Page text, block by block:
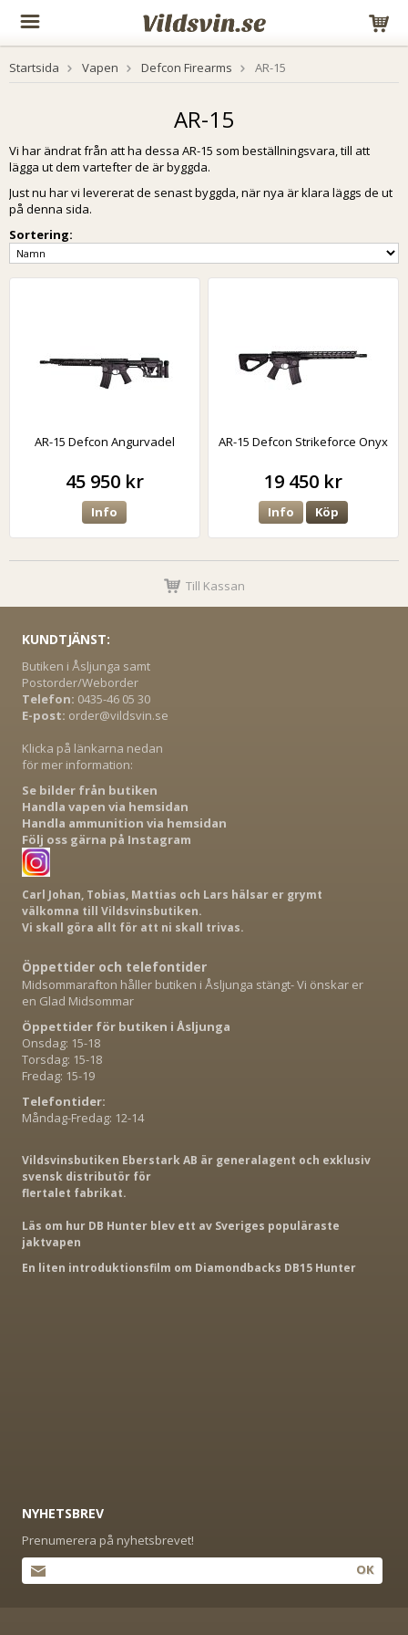
Startsida Vapen Defcon Firearms AR-15
AR-15
Vi har ändrat från att ha dessa AR-15 som beställningsvara, till att
lägga ut dem vartefter de är byggda.
Just nu har vi levererat de senast byggda, när nya är klara läggs de ut
på denna sida.
Sortering:
AR-15 Defcon Angurvadel
45 950 kr
Info
AR-15 Defcon Strikeforce Onyx
19 450 kr
Info Köp
Till Kassan
KUNDTJÄNST:
Butiken i Åsljunga samt
Postorder/Weborder
Telefon: 0435-46 05 30
E-post: order@vildsvin.se
Klicka på länkarna nedan
för mer information:
Se bilder från butiken
Handla vapen via hemsidan
Handla ammunition via hemsidan
Följ oss gärna på Instagram
Carl Johan, Tobias, Mattias och Lars hälsar er grymt
välkomna till Vildsvinsbutiken.
Vi skall göra allt för att ni skall trivas.
Öppettider och telefontider
Midsommarafton håller butiken i Åsljunga stängt- Vi önskar er
en Glad Midsommar
Öppettider för butiken i Åsljunga
Onsdag: 15-18
Torsdag: 15-18
Fredag: 15-19
Telefontider:
Måndag-Fredag: 12-14
Vildsvinsbutiken Eberstark AB är generalagent och exklusiv
svensk distributör för
flertalet fabrikat.
Läs om hur DB Hunter blev ett av Sveriges populäraste
jaktvapen
En liten introduktionsfilm om Diamondbacks DB15 Hunter
NYHETSBREV
Prenumerera på nyhetsbrevet!
OK